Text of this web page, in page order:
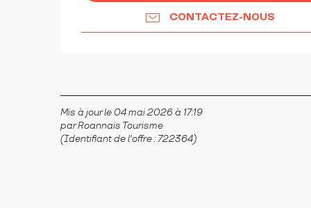
CONTACTEZ-NOUS
Mis à jour le 04 mai 2026 à 17:19
par Roannais Tourisme
(Identifiant de l'offre :722364)